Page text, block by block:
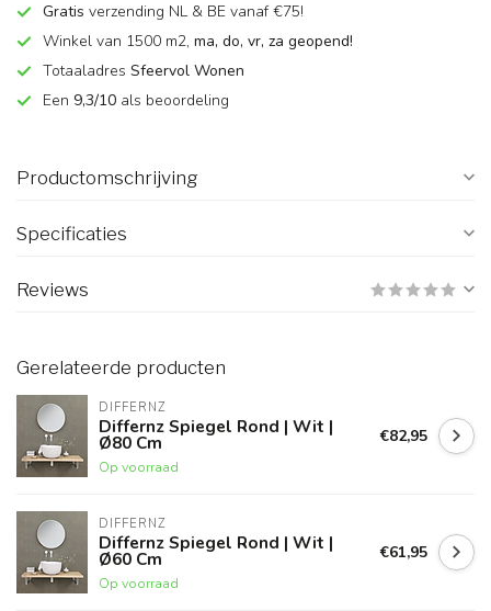
Gratis verzending NL & BE vanaf €75!
Winkel van 1500 m2, ma, do, vr, za geopend!
Totaaladres Sfeervol Wonen
Een 9,3/10 als beoordeling
Productomschrijving
Specificaties
Reviews
Gerelateerde producten
DIFFERNZ
Differnz Spiegel Rond | Wit |
Ø80 Cm
Op voorraad
€82,95
DIFFERNZ
Differnz Spiegel Rond | Wit |
Ø60 Cm
Op voorraad
€61,95